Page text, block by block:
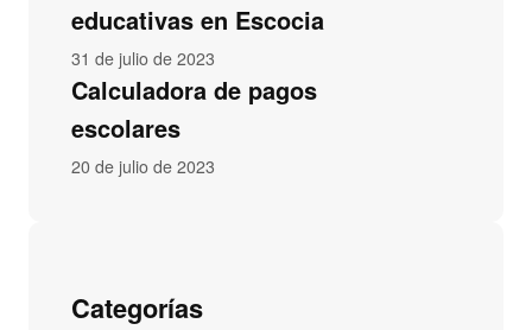
educativas en Escocia
31 de julio de 2023
Calculadora de pagos
escolares
20 de julio de 2023
Categorías